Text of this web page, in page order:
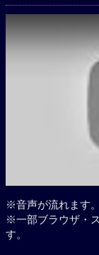
※音声が流れます
※一部ブラウザ・
す。